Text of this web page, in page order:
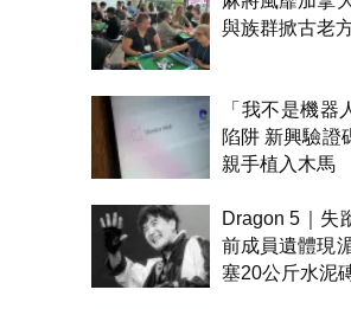
與族群掀古老
「我不是機器
陷阱 新興驗證
親手植入木馬
Dragon 5｜失
前成員遺體現
塞20公斤水泥